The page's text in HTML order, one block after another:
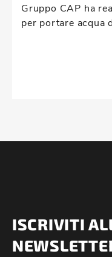
Gruppo CAP ha
per portare acqua
ISCRIVITI